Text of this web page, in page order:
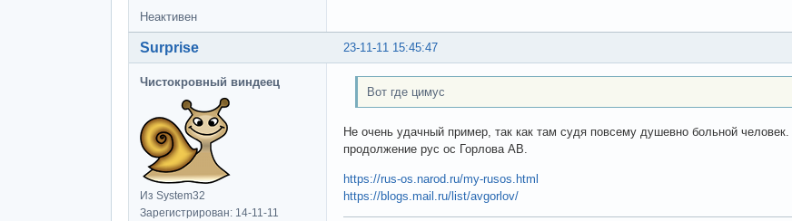
Неактивен
23-11-11 15:45:47
Surprise
Чистокровный виндеец
Из System32
Зарегистрирован: 14-11-11
Вот где цимус
Не очень удачный пример, так как там судя повсему душевно больной
продолжение рус ос Горлова АВ.
https://rus-os.narod.ru/my-rusos.html
https://blogs.mail.ru/list/avgorlov/